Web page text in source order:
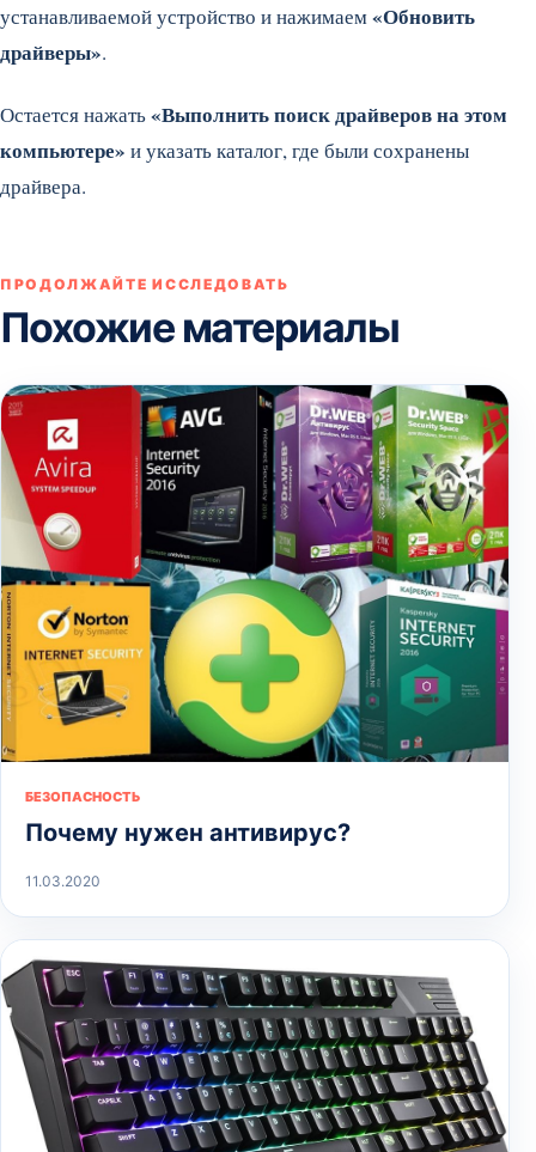
устанавливаемой устройство и нажимаем«Обновить
драйверы».
Остается нажать«Выполнить поиск драйверов на этом
компьютере» и указать каталог, где были сохранены
драйвера.
ПРОДОЛЖАЙТЕ ИССЛЕДОВАТЬ
Похожие материалы
БЕЗОПАСНОСТЬ
Почему нужен антивирус?
11.03.2020